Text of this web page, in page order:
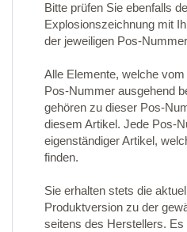
Bitte prüfen Sie ebenfalls
Explosionszeichnung mit
der jeweiligen Pos-
Alle Elemente, welche
Pos-Nummer ausgehend
gehören zu dieser Pos-
diesem Artikel. Jede Pos-
eigenständiger Artikel,
finden.
Sie erhalten stets die
Produktversion zu der
seitens des Herstellers.